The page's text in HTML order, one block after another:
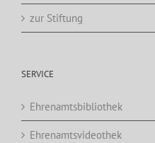
zur Stiftung
SERVICE
Ehrenamtsbibliothek
Ehrenamtsvideothek